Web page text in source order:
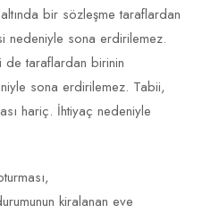
bir sözleşme taraflardan
nedeniyle sona erdirilemez.
taraflardan birinin
sona erdirilemez. Tabii,
hariç. İhtiyaç nedeniyle
kiralanan eve